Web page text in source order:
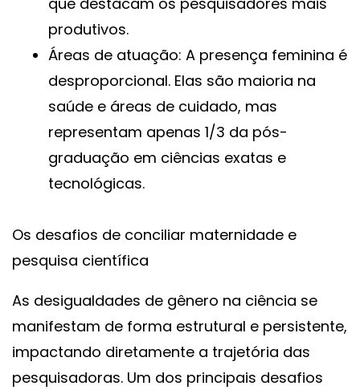
produtivos.
Áreas de atuação: A presença feminina é
desproporcional. Elas são maioria na
saúde e áreas de cuidado, mas
representam apenas 1/3 da pós-
graduação em ciências exatas e
tecnológicas.
Os desafios de conciliar maternidade e
pesquisa científica
As desigualdades de gênero na ciência se
manifestam de forma estrutural e persistente,
impactando diretamente a trajetória das
pesquisadoras. Um dos principais desafios